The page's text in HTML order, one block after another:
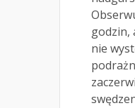
godzin,
nie